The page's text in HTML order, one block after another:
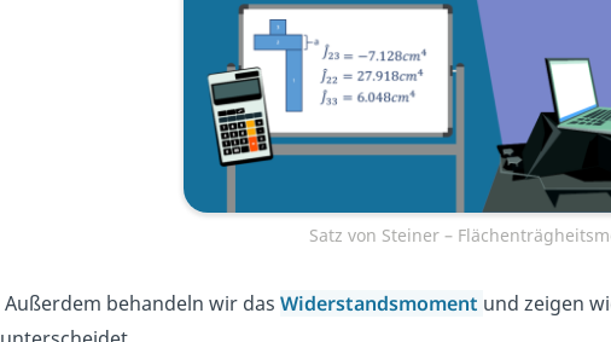
Satz von Steiner –
Außerdem behandeln wir das Widerstandsmoment und zeigen